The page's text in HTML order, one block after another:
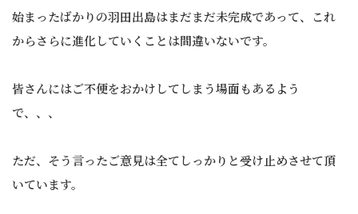
始まったばかりの羽田出島はまだまだ未完成であって、これ
からさらに進化していくことは間違いないです。
皆さんにはご不便をおかけしてしまう場面もあるよう
で、、、
ただ、そう言ったご意見は全てしっかりと受け止めさせて頂
いています。